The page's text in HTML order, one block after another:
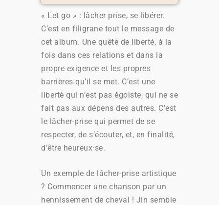
« Let go » : lâcher prise, se libérer.
C’est en filigrane tout le message de
cet album. Une quête de liberté, à la
fois dans ces relations et dans la
propre exigence et les propres
barrières qu’il se met. C’est une
liberté qui n’est pas égoïste, qui ne se
fait pas aux dépens des autres. C’est
le lâcher-prise qui permet de se
respecter, de s’écouter, et, en finalité,
d’être heureux·se.
Un exemple de lâcher-prise artistique
? Commencer une chanson par un
hennissement de cheval ! Jin semble